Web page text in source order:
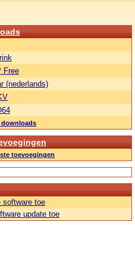
Free
(nederlands)
downloads
toevoegingen
software toe
update toe